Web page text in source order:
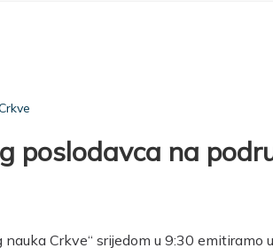
poslodavca na
Crkve“ srijedom u 9:30